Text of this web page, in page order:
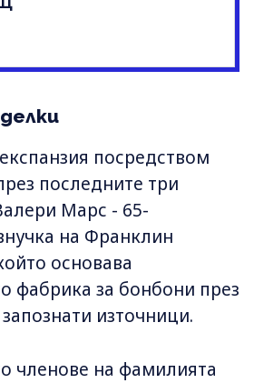
посредством
последните три
Марс - 65-
на Франклин
основава
фабрика за бонбони през
източници.
членове на фамилията